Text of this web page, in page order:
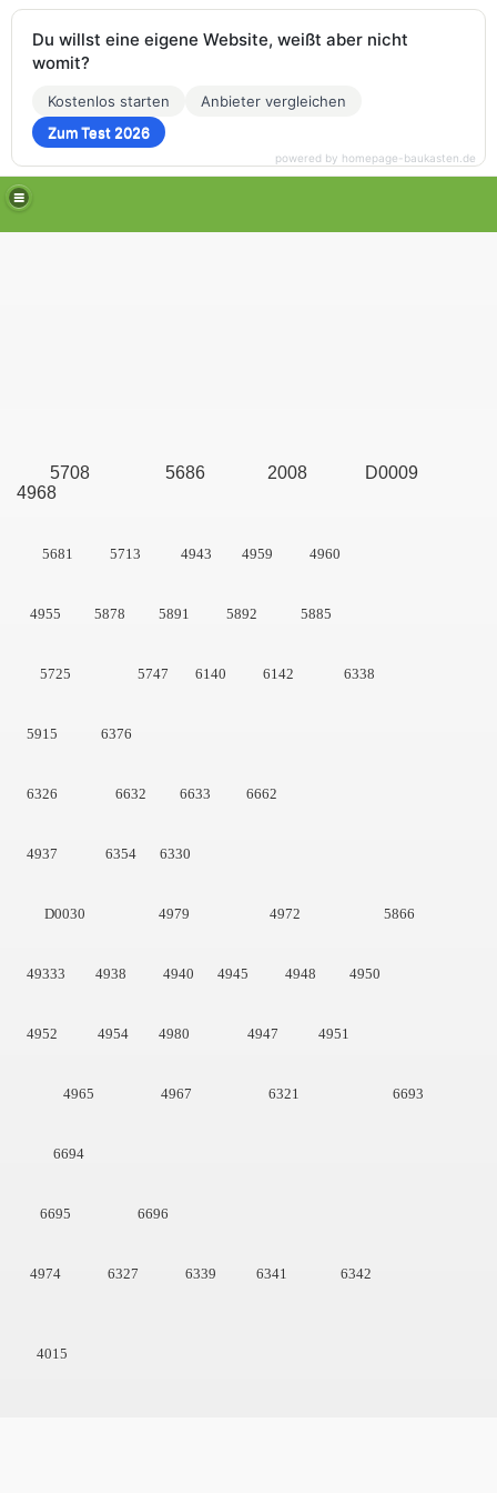
5708 5686 2008 D0009
4968
5681 5713 4943 4959 4960
4955 5878 5891 5892 5885
5725 5747 6140 6142 6338
5915 6376
6326 6632 6633 6662
4937 6354 6330
D0030 4979 4972 5866
49333 4938 4940 4945 4948 4950
4952 4954 4980 4947 4951
4965 4967 6321 6693
6694
6695 6696
4974 6327 6339 6341 6342
4015
Du willst eine eigene Website, weißt aber nicht
womit?
Kostenlos starten
Anbieter vergleichen
Zum Test 2026
powered by homepage-baukasten.de